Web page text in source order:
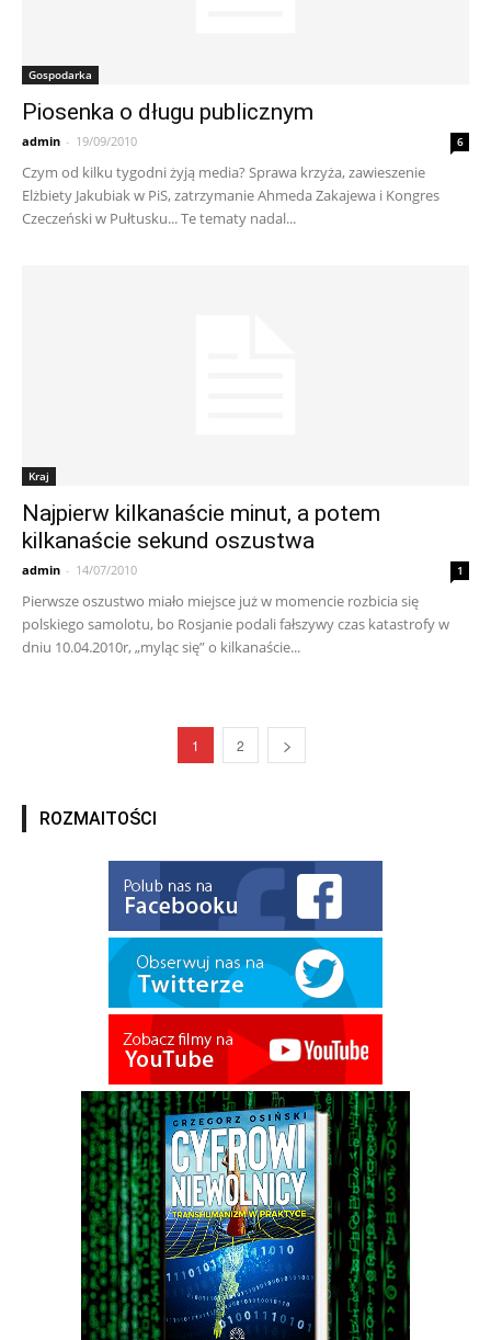
Gospodarka
Piosenka o długu publicznym
admin - 19/09/2010 6
Czym od kilku tygodni żyją media? Sprawa krzyża, zawieszenie
Elżbiety Jakubiak w PiS, zatrzymanie Ahmeda Zakajewa i Kongres
Czeczeński w Pułtusku... Te tematy nadal...
Kraj
Najpierw kilkanaście minut, a potem
kilkanaście sekund oszustwa
admin - 14/07/2010 1
Pierwsze oszustwo miało miejsce już w momencie rozbicia się
polskiego samolotu, bo Rosjanie podali fałszywy czas katastrofy w
dniu 10.04.2010r, „myląc się” o kilkanaście...
1 2
ROZMAITOŚCI